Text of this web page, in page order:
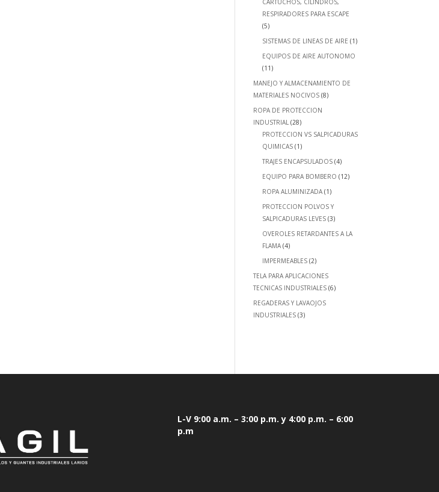
CARTUCHOS, CILINDROS,
RESPIRADORES PARA ESCAPE
(5)
SISTEMAS DE LINEAS DE AIRE (1)
EQUIPOS DE AIRE AUTONOMO
(11)
MANEJO Y ALMACENAMIENTO DE
MATERIALES NOCIVOS (8)
ROPA DE PROTECCION
INDUSTRIAL (28)
PROTECCION VS SALPICADURAS
QUIMICAS (1)
TRAJES ENCAPSULADOS (4)
EQUIPO PARA BOMBERO (12)
ROPA ALUMINIZADA (1)
PROTECCION POLVOS Y
SALPICADURAS LEVES (3)
OVEROLES RETARDANTES A LA
FLAMA (4)
IMPERMEABLES (2)
TELA PARA APLICACIONES
TECNICAS INDUSTRIALES (6)
REGADERAS Y LAVAOJOS
INDUSTRIALES (3)
L-V 9:00 a.m. – 3:00 p.m. y 4:00 p.m. – 6:00
p.m